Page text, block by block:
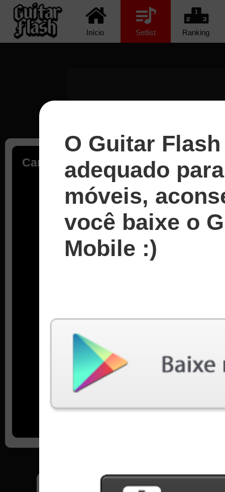
Início Setlist Ranking
Carregando...
O Guitar
adequado
móveis,
você baixe o
Mobile :)